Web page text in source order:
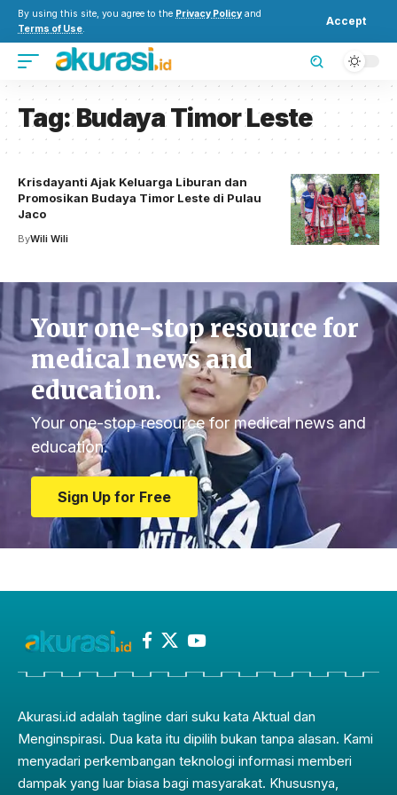
By using this site, you agree to the Privacy Policy and
Terms of Use.
Accept
Tag:Budaya Timor Leste
Krisdayanti Ajak Keluarga Liburan dan
Promosikan Budaya Timor Leste di Pulau
Jaco
ByWili Wili
Your one-stop resource for
medical news and
education.
Your one-stop resource for medical news and
education.
Sign Up for Free
Akurasi.id adalah tagline dari suku kata Aktual dan
Menginspirasi. Dua kata itu dipilih bukan tanpa alasan. Kami
menyadari perkembangan teknologi informasi memberi
dampak yang luar biasa bagi masyarakat. Khususnya,